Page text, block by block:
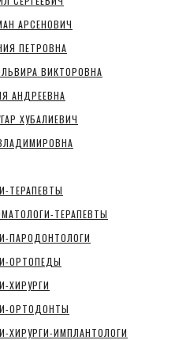
АРСЕНОВИЧ
ПЕТРОВНА
ВИКТОРОВНА
АНДРЕЕВНА
ХУБАЛИЕВИЧ
ТЕРАПЕВТЫ
ТЕРАПЕВТЫ
ПАРОДОНТОЛОГИ
ОРТОПЕДЫ
ХИРУРГИ
ОРТОДОНТЫ
ХИРУРГИ-ИМПЛАНТОЛОГИ